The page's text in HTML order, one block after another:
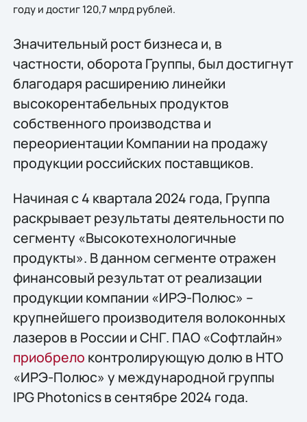
году и достиг 120,7 млрд рублей.
Значительный рост бизнеса и, в
частности, оборота Группы, был достигнут
благодаря расширению линейки
высокорентабельных продуктов
собственного производства и
переориентации Компании на продажу
продукции российских поставщиков.
Начиная с 4 квартала 2024 года, Группа
раскрывает результаты деятельности по
сегменту «Высокотехнологичные
продукты». В данном сегменте отражен
финансовый результат от реализации
продукции компании «ИРЭ-Полюс» –
крупнейшего производителя волоконных
лазеров в России и СНГ. ПАО «Софтлайн»
приобрело контролирующую долю в НТО
«ИРЭ-Полюс» у международной группы
IPG Photonics в сентябре 2024 года.